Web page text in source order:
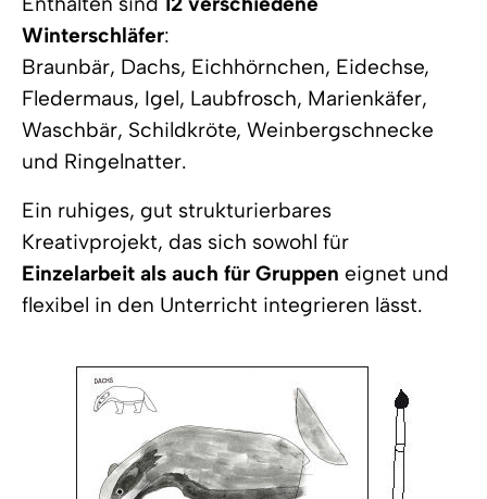
Winterschläfer:
Braunbär, Dachs, Eichhörnchen, Eidechse,
Fledermaus, Igel, Laubfrosch, Marienkäfer,
Waschbär, Schildkröte, Weinbergschnecke
und Ringelnatter.
Ein ruhiges, gut strukturierbares
Kreativprojekt, das sich sowohl für
Einzelarbeit als auch für Gruppen eignet und
flexibel in den Unterricht integrieren lässt.